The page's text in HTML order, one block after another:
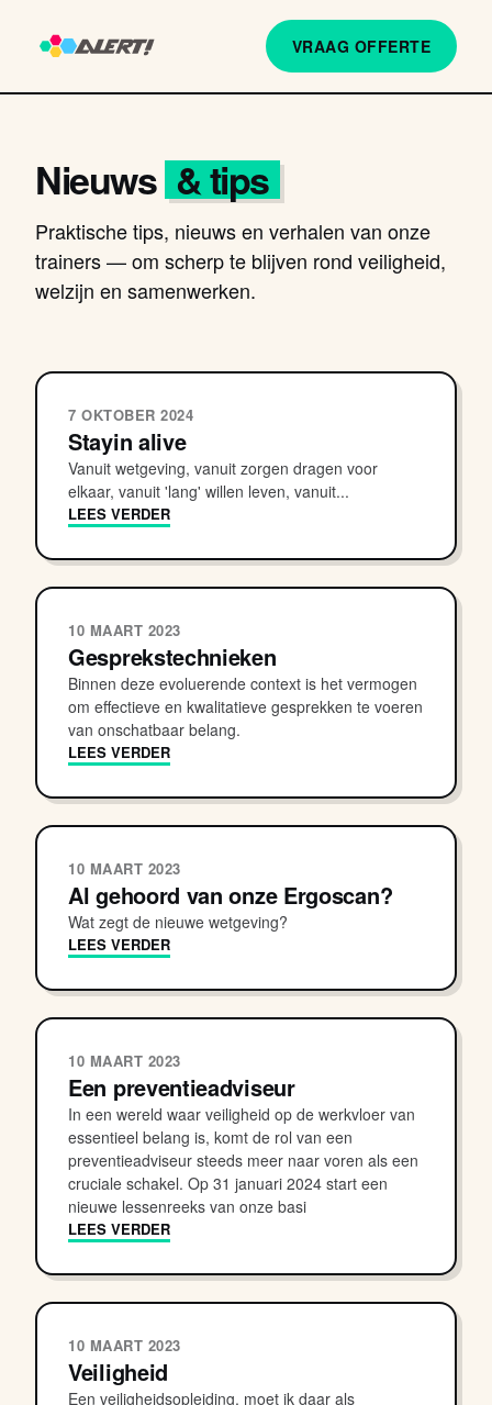
VRAAG OFFERTE
Nieuws & tips
Praktische tips, nieuws en verhalen van onze
trainers — om scherp te blijven rond veiligheid,
welzijn en samenwerken.
7 OKTOBER 2024
Stayin alive
Vanuit wetgeving, vanuit zorgen dragen voor
elkaar, vanuit 'lang' willen leven, vanuit...
LEES VERDER
10 MAART 2023
Gesprekstechnieken
Binnen deze evoluerende context is het vermogen
om effectieve en kwalitatieve gesprekken te voeren
van onschatbaar belang.
LEES VERDER
10 MAART 2023
Al gehoord van onze Ergoscan?
Wat zegt de nieuwe wetgeving?
LEES VERDER
10 MAART 2023
Een preventieadviseur
In een wereld waar veiligheid op de werkvloer van
essentieel belang is, komt de rol van een
preventieadviseur steeds meer naar voren als een
cruciale schakel. Op 31 januari 2024 start een
nieuwe lessenreeks van onze basi
LEES VERDER
10 MAART 2023
Veiligheid
Een veiligheidsopleiding, moet ik daar als